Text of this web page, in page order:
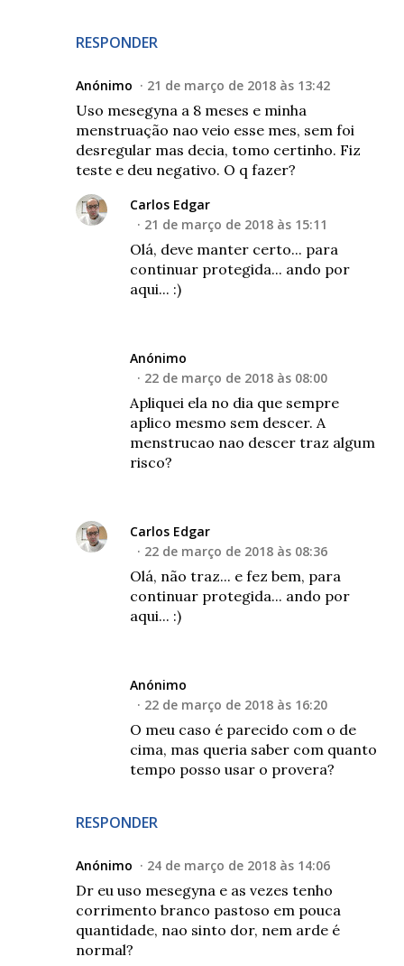
RESPONDER
Anónimo 21 de março de 2018 às 13:42
Uso mesegyna a 8 meses e minha
menstruação nao veio esse mes, sem foi
desregular mas decia, tomo certinho. Fiz
teste e deu negativo. O q fazer?
RESPONDER
Carlos Edgar
21 de março de 2018 às 15:11
Olá, deve manter certo... para
continuar protegida... ando por
aqui... :)
Anónimo
22 de março de 2018 às 08:00
Apliquei ela no dia que sempre
aplico mesmo sem descer. A
menstrucao nao descer traz algum
risco?
Carlos Edgar
22 de março de 2018 às 08:36
Olá, não traz... e fez bem, para
continuar protegida... ando por
aqui... :)
Anónimo
22 de março de 2018 às 16:20
O meu caso é parecido com o de
cima, mas queria saber com quanto
tempo posso usar o provera?
Anónimo 24 de março de 2018 às 14:06
Dr eu uso mesegyna e as vezes tenho
corrimento branco pastoso em pouca
quantidade, nao sinto dor, nem arde é
normal?